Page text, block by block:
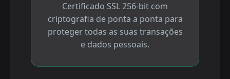
Certificado SSL 256-bit com
criptografia de ponta a ponta para
proteger todas as suas transações
e dados pessoais.